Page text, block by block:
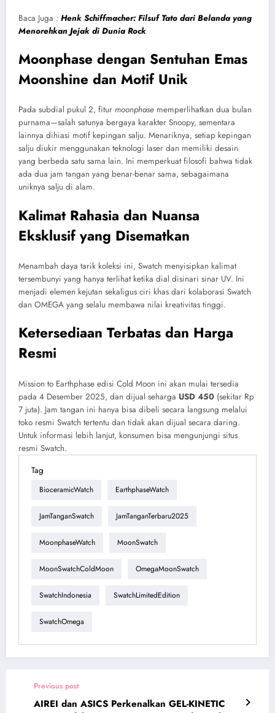
Baca Juga : Henk Schiffmacher: Filsuf Tato dari Belanda yang
Menorehkan Jejak di Dunia Rock
Moonphase dengan Sentuhan Emas
Moonshine dan Motif Unik
Pada subdial pukul 2, fitur moonphase memperlihatkan dua bulan
purnama—salah satunya bergaya karakter Snoopy, sementara
lainnya dihiasi motif kepingan salju. Menariknya, setiap kepingan
salju diukir menggunakan teknologi laser dan memiliki desain
yang berbeda satu sama lain. Ini memperkuat filosofi bahwa tidak
ada dua jam tangan yang benar-benar sama, sebagaimana
uniknya salju di alam.
Kalimat Rahasia dan Nuansa
Eksklusif yang Disematkan
Menambah daya tarik koleksi ini, Swatch menyisipkan kalimat
tersembunyi yang hanya terlihat ketika dial disinari sinar UV. Ini
menjadi elemen kejutan sekaligus ciri khas dari kolaborasi Swatch
dan OMEGA yang selalu membawa nilai kreativitas tinggi.
Ketersediaan Terbatas dan Harga
Resmi
Mission to Earthphase edisi Cold Moon ini akan mulai tersedia
pada 4 Desember 2025, dan dijual seharga USD 450 (sekitar Rp
7 juta). Jam tangan ini hanya bisa dibeli secara langsung melalui
toko resmi Swatch tertentu dan tidak akan dijual secara daring.
Untuk informasi lebih lanjut, konsumen bisa mengunjungi situs
resmi Swatch.
Tag
BioceramicWatch EarthphaseWatch
JamTanganSwatch JamTanganTerbaru2025
MoonphaseWatch MoonSwatch
MoonSwatchColdMoon OmegaMoonSwatch
SwatchIndonesia SwatchLimitedEdition
SwatchOmega
Previous post
AIREI dan ASICS Perkenalkan GEL-KINETIC